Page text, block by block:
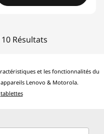
Résultats
et les fonctionnalités du
Lenovo & Motorola.
tablettes